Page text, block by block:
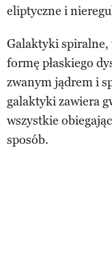
eliptyczne i
Galaktyki spiralne,
formę płaskiego
zwanym jądrem i
galaktyki zawiera
wszystkie
sposób.